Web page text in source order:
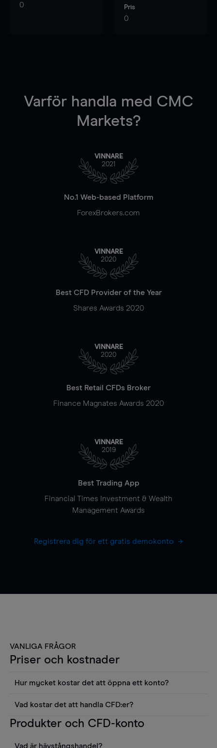
0 Pris
0
Varför handla med CMC
Markets?
VINNARE
2021
No.1 Web-based Platform
ForexBrokers.com
VINNARE
2020
Best CFD Provider of the Year
Shares Awards 2020
VINNARE
2020
Best Retail CFDs Broker
Finance Magnates Awards 2020
VINNARE
2019
Best Trading App
Financial Times Investment & Wealth
Management Awards
Registrera dig för ett gratis demokonto
VANLIGA FRÅGOR
Priser och kostnader
Hur mycket kostar det att öppna ett konto?
använda sådana verktyg som diagram, Reuters
aktierapporter utan kostnad.
Vad kostar det att handla CFD:er?
Det är en rad kostnader att tänka på när man
innehavskostnader (för positioner som hålls öppna
Produkter och CFD-konto
Vad är hävstångshandel?